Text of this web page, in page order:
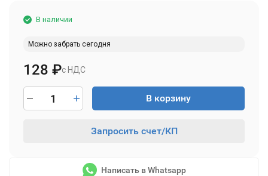
В наличии
Можно забрать сегодня
с НДС
128 ₽
В корзину
Запросить счет/КП
Написать в Whatsapp